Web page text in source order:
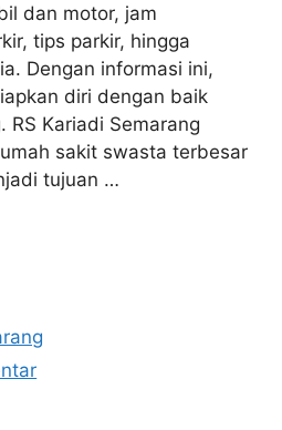
dan motor, jam
tips parkir, hingga
Dengan informasi ini,
diri dengan baik
RS Kariadi Semarang
sakit swasta terbesar
tujuan …